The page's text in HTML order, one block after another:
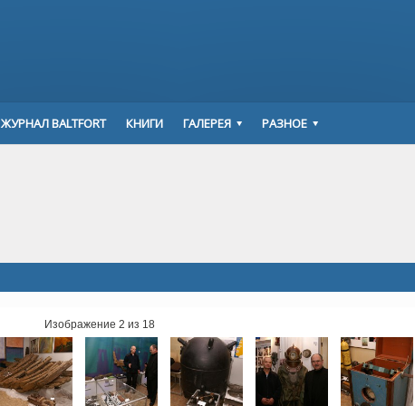
ЖУРНАЛ BALTFORT КНИГИ ГАЛЕРЕЯ РАЗНОЕ
Изображение 2 из 18